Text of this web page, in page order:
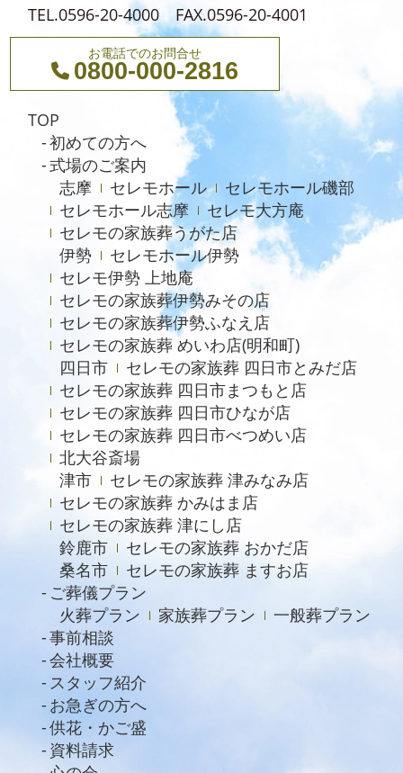
2024年1月
2023年12月
2023年10月
2023年9月
2023年8月
2023年6月
2023年5月
2023年4月
2023年3月
2023年2月
2022年12月
2022年9月
2022年8月
2022年4月
2022年2月
2021年11月
2021年6月
2021年4月
2021年2月
2021年1月
2020年12月
2020年11月
TEL.0596-20-4000 FAX.0596-20-4001
お電話でのお問合せ
0800-000-2816
TOP
初めての方へ
式場のご案内
志摩
セレモホール
セレモホール磯部
セレモホール志摩
セレモ大方庵
セレモの家族葬うがた店
伊勢
セレモホール伊勢
セレモ伊勢 上地庵
セレモの家族葬伊勢みその店
セレモの家族葬伊勢ふなえ店
セレモの家族葬 めいわ店(明和町)
四日市
セレモの家族葬 四日市とみだ店
セレモの家族葬 四日市まつもと店
セレモの家族葬 四日市ひなが店
セレモの家族葬 四日市べつめい店
北大谷斎場
津市
セレモの家族葬 津みなみ店
セレモの家族葬 かみはま店
セレモの家族葬 津にし店
鈴鹿市
セレモの家族葬 おかだ店
桑名市
セレモの家族葬 ますお店
ご葬儀プラン
火葬プラン
家族葬プラン
一般葬プラン
事前相談
会社概要
スタッフ紹介
お急ぎの方へ
供花・かご盛
資料請求